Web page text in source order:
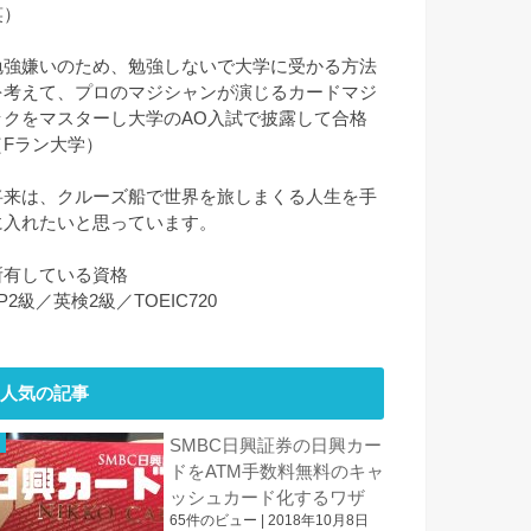
強嫌いのため、勉強しないで大学に受かる方法
考えて、プロのマジシャンが演じるカードマジ
クをマスターし大学のAO入試で披露して合格
ラン大学）
来は、クルーズ船で世界を旅しまくる人生を手
れたいと思っています。
有している資格
級／英検2級／TOEIC720
人気の記事
SMBC日興証券の日興カー
ドをATM手数料無料のキャ
ッシュカード化するワザ
65件のビュー 2018年10月8日